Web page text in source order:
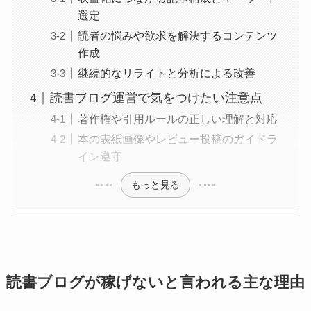
選定
読者の悩みや欲求を解決するコンテンツ
作成
継続的なリライトと分析による改善
読書ブログ運営で気をつけたい注意点
著作権や引用ルールの正しい理解と対応
本の表紙画像やレビュー投稿のガイドラ
イン遵守
もっと見る
読書ブログが稼げないと言われる主な理由